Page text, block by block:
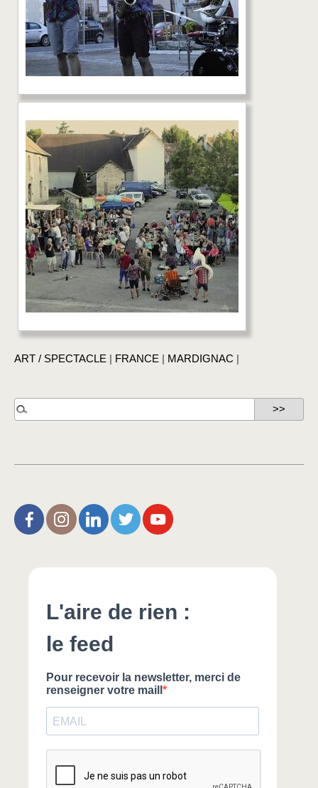
ART / SPECTACLE | FRANCE | MARDIGNAC |
L’Aire de Rien (facebook)
Christophe Noisette (instagram)
Christophe Noisette (Linkedin)
Christophe Noisette (X | Twitter)
L’Aire de Rien (You Tube)